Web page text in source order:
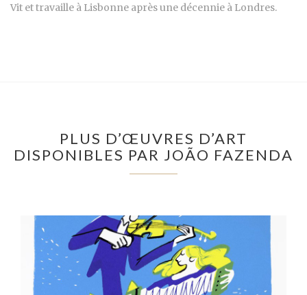
Vit et travaille à Lisbonne après une décennie à Londres.
PLUS D’ŒUVRES D’ART
DISPONIBLES PAR JOÃO FAZENDA